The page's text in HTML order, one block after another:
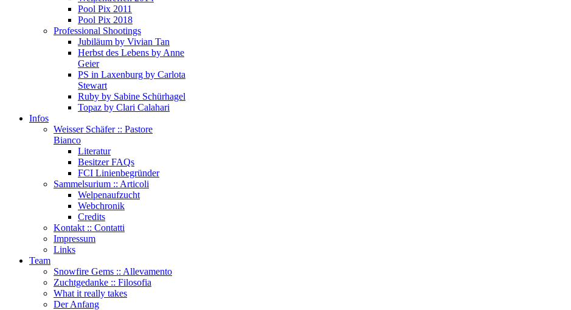
Pool Pix 2011
Pool Pix 2018
Professional Shootings
Jubiläum by Vivian Tan
Herbst des Lebens by Anne
Geier
PS in Laxenburg by Carlota
Stewart
Ruby by Sabine Schürhagel
Topaz by Clari Calahari
Infos
Weisser Schäfer :: Pastore
Bianco
Literatur
Besitzer FAQs
FCI Linienbegründer
Sammelsurium :: Articoli
Welpenaufzucht
Webchronik
Credits
Kontakt :: Contatti
Impressum
Links
Team
Snowfire Gems :: Allevamento
Zuchtgedanke :: Filosofia
What it really takes
Der Anfang